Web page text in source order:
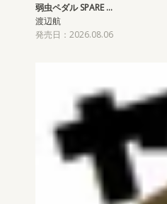
弱虫ペダル SPARE …
渡辺航
発売日：2026.08.06